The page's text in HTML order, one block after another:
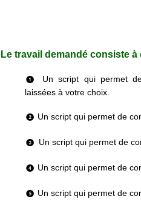
Le travail demandé consiste à
❶
Un script qui permet
laissées à votre choix.
❷ Un script qui permet de
❸ Un script qui permet de
❹ Un script qui permet de
❺ Un script qui permet de